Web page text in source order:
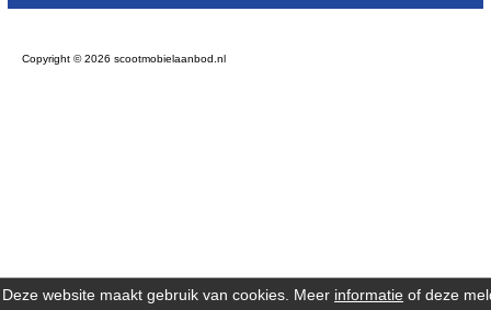
Deze website maakt gebruik van cookies. Meer informatie of deze
Copyright © 2026 scootmobielaanbod.nl